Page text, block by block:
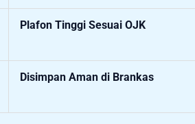
Plafon Tinggi Sesuai OJK
Disimpan Aman di Brankas